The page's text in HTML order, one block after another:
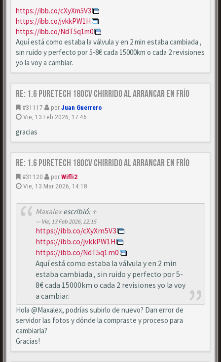
https://ibb.co/cXyXm5V3
https://ibb.co/jvkkPW1H
https://ibb.co/NdT5q1m0
Aquí está como estaba la válvula y en 2 min estaba cambiada ,
sin ruido y perfecto por 5-8€ cada 15000km o cada 2 revisiones
yo la voy a cambiar.
Re: 1.6 puretech 180cv chirrido al arrancar en frío
#31117 porJuan Guerrero
Vie, 13 Feb 2026, 17:46
gracias
Re: 1.6 puretech 180cv chirrido al arrancar en frío
#31120 porWifli2
Vie, 13 Mar 2026, 14:18
Maxalexescribió: ↑
Vie, 13 Feb 2026, 12:15
https://ibb.co/cXyXm5V3
https://ibb.co/jvkkPW1H
https://ibb.co/NdT5q1m0
Aquí está como estaba la válvula y en 2 min
estaba cambiada , sin ruido y perfecto por 5-
8€ cada 15000km o cada 2 revisiones yo la voy
a cambiar.
Hola @Maxalex, podrías subirlo de nuevo? Dan error de
servidor las fotos y dónde la compraste y proceso para
cambiarla?
Gracias!